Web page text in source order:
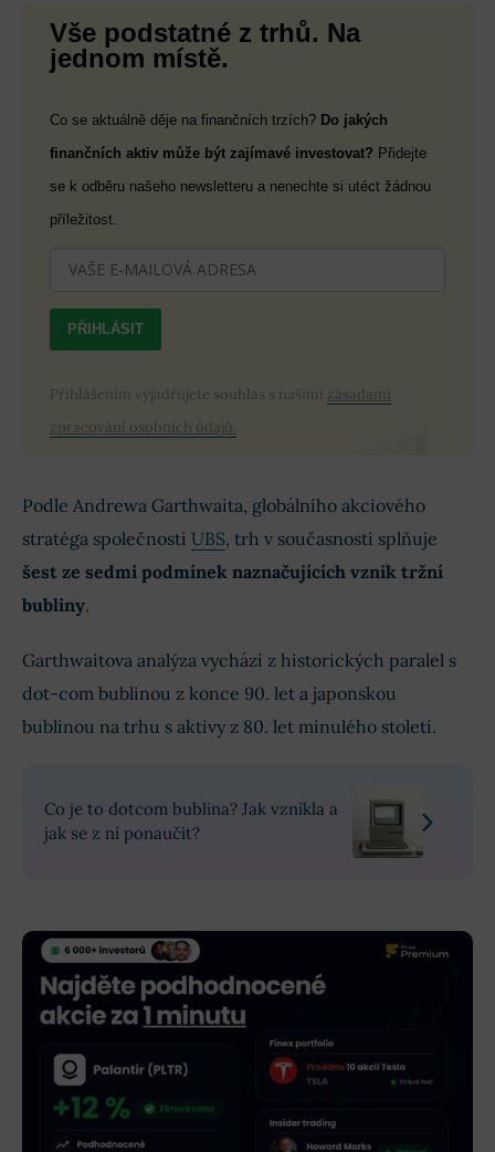
Vše podstatné z trhů. Na
jednom místě.
Co se aktuálně děje na finančních trzích? Do jakých
finančních aktiv může být zajímavé investovat? Přidejte
se k odběru našeho newsletteru a nenechte si utéct žádnou
příležitost.
PŘIHLÁSIT
Přihlášením vyjadřujete souhlas s našimi zásadami
zpracování osobních údajů.
Podle Andrewa Garthwaita, globálního akciového
stratéga společnosti UBS, trh v současnosti splňuje
šest ze sedmi podmínek naznačujících vznik tržní
bubliny.
Garthwaitova analýza vychází z historických paralel s
dot-com bublinou z konce 90. let a japonskou
bublinou na trhu s aktivy z 80. let minulého století.
Co je to dotcom bublina? Jak vznikla a
jak se z ní ponaučit?